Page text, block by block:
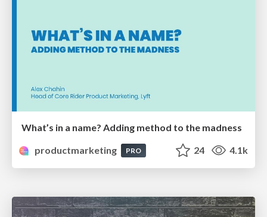
What’s in a name? Adding method to the madness
productmarketing
PRO 24 4.1k